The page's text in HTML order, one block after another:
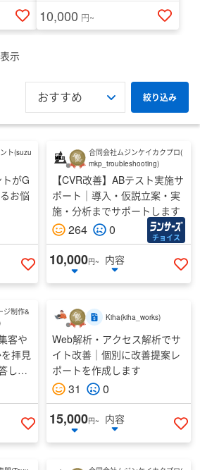
10,000 円~
示
絞り込み
ト(suzu
がG
お悩
いいねする
合同会社ムジンケイカクプロ(
mkp_troubleshooting)
【CVR改善】ABテスト実施サ
ポート｜導入・仮説立案・実
施・分析までサポートします
264 0 チョイス
10,000円~
内容
い
ジ制作&
客や
拝見
しま
いいねする
Kiha(kiha_works)
Web解析・アクセス解析でサ
イト改善｜個別に改善提案レ
ポートを作成します
31 0
15,000円~
内容
い